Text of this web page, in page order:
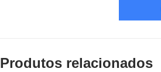
Produtos relacionados